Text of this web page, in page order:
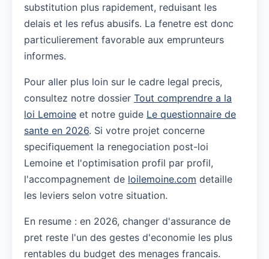
substitution plus rapidement, reduisant les
delais et les refus abusifs. La fenetre est donc
particulierement favorable aux emprunteurs
informes.
Pour aller plus loin sur le cadre legal precis,
consultez notre dossier Tout comprendre a la
loi Lemoine et notre guide Le questionnaire de
sante en 2026. Si votre projet concerne
specifiquement la renegociation post-loi
Lemoine et l'optimisation profil par profil,
l'accompagnement de loilemoine.com detaille
les leviers selon votre situation.
En resume : en 2026, changer d'assurance de
pret reste l'un des gestes d'economie les plus
rentables du budget des menages francais.